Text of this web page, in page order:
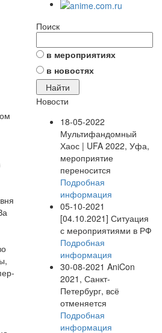
Поиск
в мероприятиях
в новостях
Новости
18-05-2022
Мультифандомный
Хаос | UFA 2022, Уфа,
мероприятие
переносится
Подробная
информация
05-10-2021
[04.10.2021] Ситуация
с мероприятиями в РФ
Подробная
информация
30-08-2021 AniCon
2021, Санкт-
Петербург, всё
отменяется
Подробная
информация